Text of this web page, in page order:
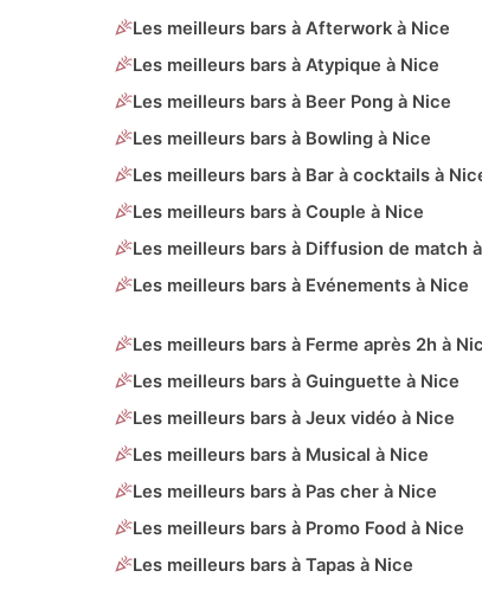
Les meilleurs bars à Afterwork à Nice
Les meilleurs bars à Atypique à Nice
Les meilleurs bars à Beer Pong à Nice
Les meilleurs bars à Bowling à Nice
Les meilleurs bars à Bar à cocktails à
Les meilleurs bars à Couple à Nice
Les meilleurs bars à Diffusion de match
Les meilleurs bars à Evénements à Nice
Les meilleurs bars à Ferme après 2h à
Les meilleurs bars à Guinguette à Nice
Les meilleurs bars à Jeux vidéo à Nice
Les meilleurs bars à Musical à Nice
Les meilleurs bars à Pas cher à Nice
Les meilleurs bars à Promo Food à Nice
Les meilleurs bars à Tapas à Nice